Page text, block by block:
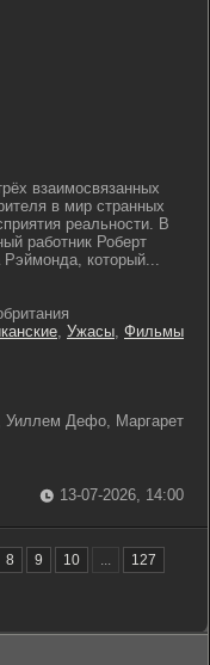
взаимосвязанных
в мир странных
реальности. В
работник Роберт
Рэймонда, который...
, Ужасы, Фильмы
Дефо, Маргарет
13-07-2026, 14:00
8 9 10 ...
127